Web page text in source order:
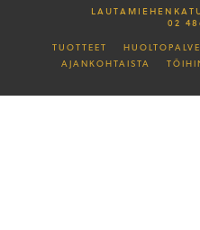
02
TUOTTEET
AJANKOHTAISTA